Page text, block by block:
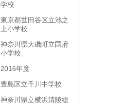
学校
東京都世田谷区立池之
上小学校
神奈川県大磯町立国府
小学校
2016年度
豊島区立千川中学校
神奈川県立横浜清陵総